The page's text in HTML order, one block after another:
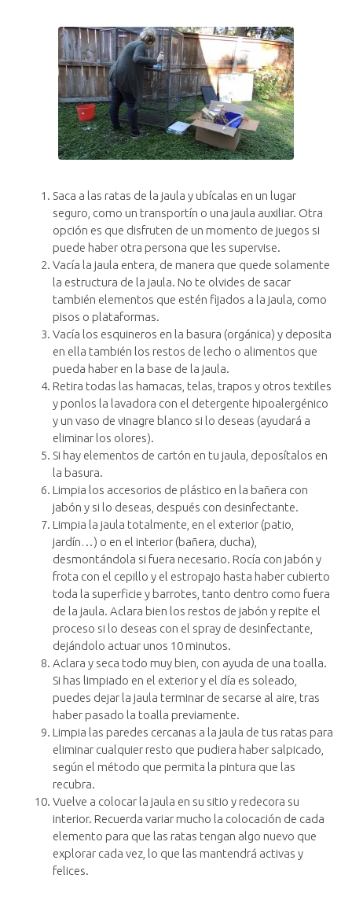
Saca a las ratas de la jaula y ubícalas en un lugar
seguro, como un transportín o una jaula auxiliar. Otra
opción es que disfruten de un momento de juegos si
puede haber otra persona que les supervise.
Vacía la jaula entera, de manera que quede solamente
la estructura de la jaula. No te olvides de sacar
también elementos que estén fijados a la jaula, como
pisos o plataformas.
Vacía los esquineros en la basura (orgánica) y deposita
en ella también los restos de lecho o alimentos que
pueda haber en la base de la jaula.
Retira todas las hamacas, telas, trapos y otros textiles
y ponlos la lavadora con el detergente hipoalergénico
y un vaso de vinagre blanco si lo deseas (ayudará a
eliminar los olores).
Si hay elementos de cartón en tu jaula, deposítalos en
la basura.
Limpia los accesorios de plástico en la bañera con
jabón y si lo deseas, después con desinfectante.
Limpia la jaula totalmente, en el exterior (patio,
jardín…) o en el interior (bañera, ducha),
desmontándola si fuera necesario. Rocía con jabón y
frota con el cepillo y el estropajo hasta haber cubierto
toda la superficie y barrotes, tanto dentro como fuera
de la jaula. Aclara bien los restos de jabón y repite el
proceso si lo deseas con el spray de desinfectante,
dejándolo actuar unos 10 minutos.
Aclara y seca todo muy bien, con ayuda de una toalla.
Si has limpiado en el exterior y el día es soleado,
puedes dejar la jaula terminar de secarse al aire, tras
haber pasado la toalla previamente.
Limpia las paredes cercanas a la jaula de tus ratas para
eliminar cualquier resto que pudiera haber salpicado,
según el método que permita la pintura que las
recubra.
Vuelve a colocar la jaula en su sitio y redecora su
interior. Recuerda variar mucho la colocación de cada
elemento para que las ratas tengan algo nuevo que
explorar cada vez, lo que las mantendrá activas y
felices.